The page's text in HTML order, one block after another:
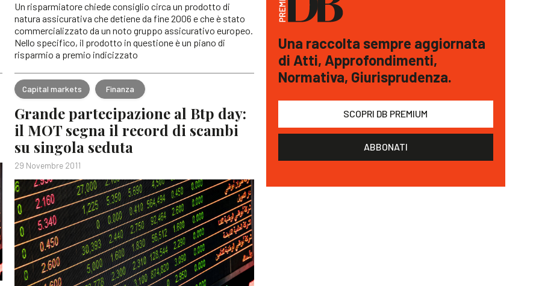
Un risparmiatore chiede consiglio circa un prodotto di
natura assicurativa che detiene da fine 2006 e che è stato
commercializzato da un noto gruppo assicurativo europeo.
Nello specifico, il prodotto in questione è un piano di
risparmio a premio indicizzato
Capital markets Finanza
Grande partecipazione al Btp day:
il MOT segna il record di scambi
su singola seduta
29 Novembre 2011
Una raccolta sempre aggiornata
di Atti, Approfondimenti,
Normativa, Giurisprudenza.
SCOPRI DB PREMIUM
ABBONATI